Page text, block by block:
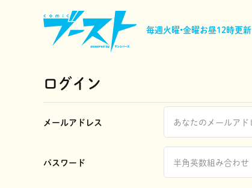
毎週火曜•金曜お昼12時更新
ログイン
メールアドレス
パスワード